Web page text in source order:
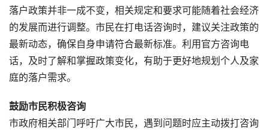
落户政策并非一成不变，相关规定和要求可能随着社会经济
的发展而进行调整。市民在打电话咨询时，建议关注政策的
最新动态，确保自身申请符合最新标准。利用官方咨询电
话，及时了解和掌握政策变化，有助于更好地规划个人及家
庭的落户需求。
鼓励市民积极咨询
市政府相关部门呼吁广大市民，遇到问题时应主动拨打咨询